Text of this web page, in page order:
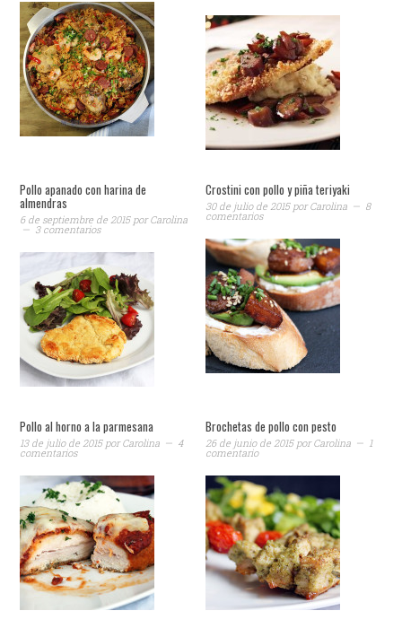
Pollo apanado con harina de
almendras
6 de septiembre de 2015porCarolina
3 comentarios
Crostini con pollo y piña teriyaki
30 de julio de 2015porCarolina 8
comentarios
Pollo al horno a la parmesana
13 de julio de 2015porCarolina 4
comentarios
Brochetas de pollo con pesto
26 de junio de 2015porCarolina 1
comentario